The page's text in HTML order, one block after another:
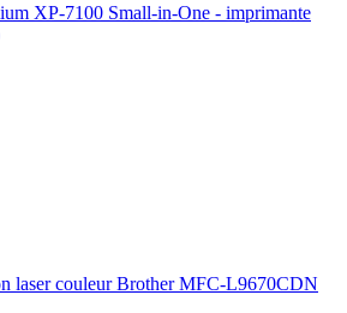
XP-7100 Small-in-One - imprimante
laser couleur Brother MFC-L9670CDN